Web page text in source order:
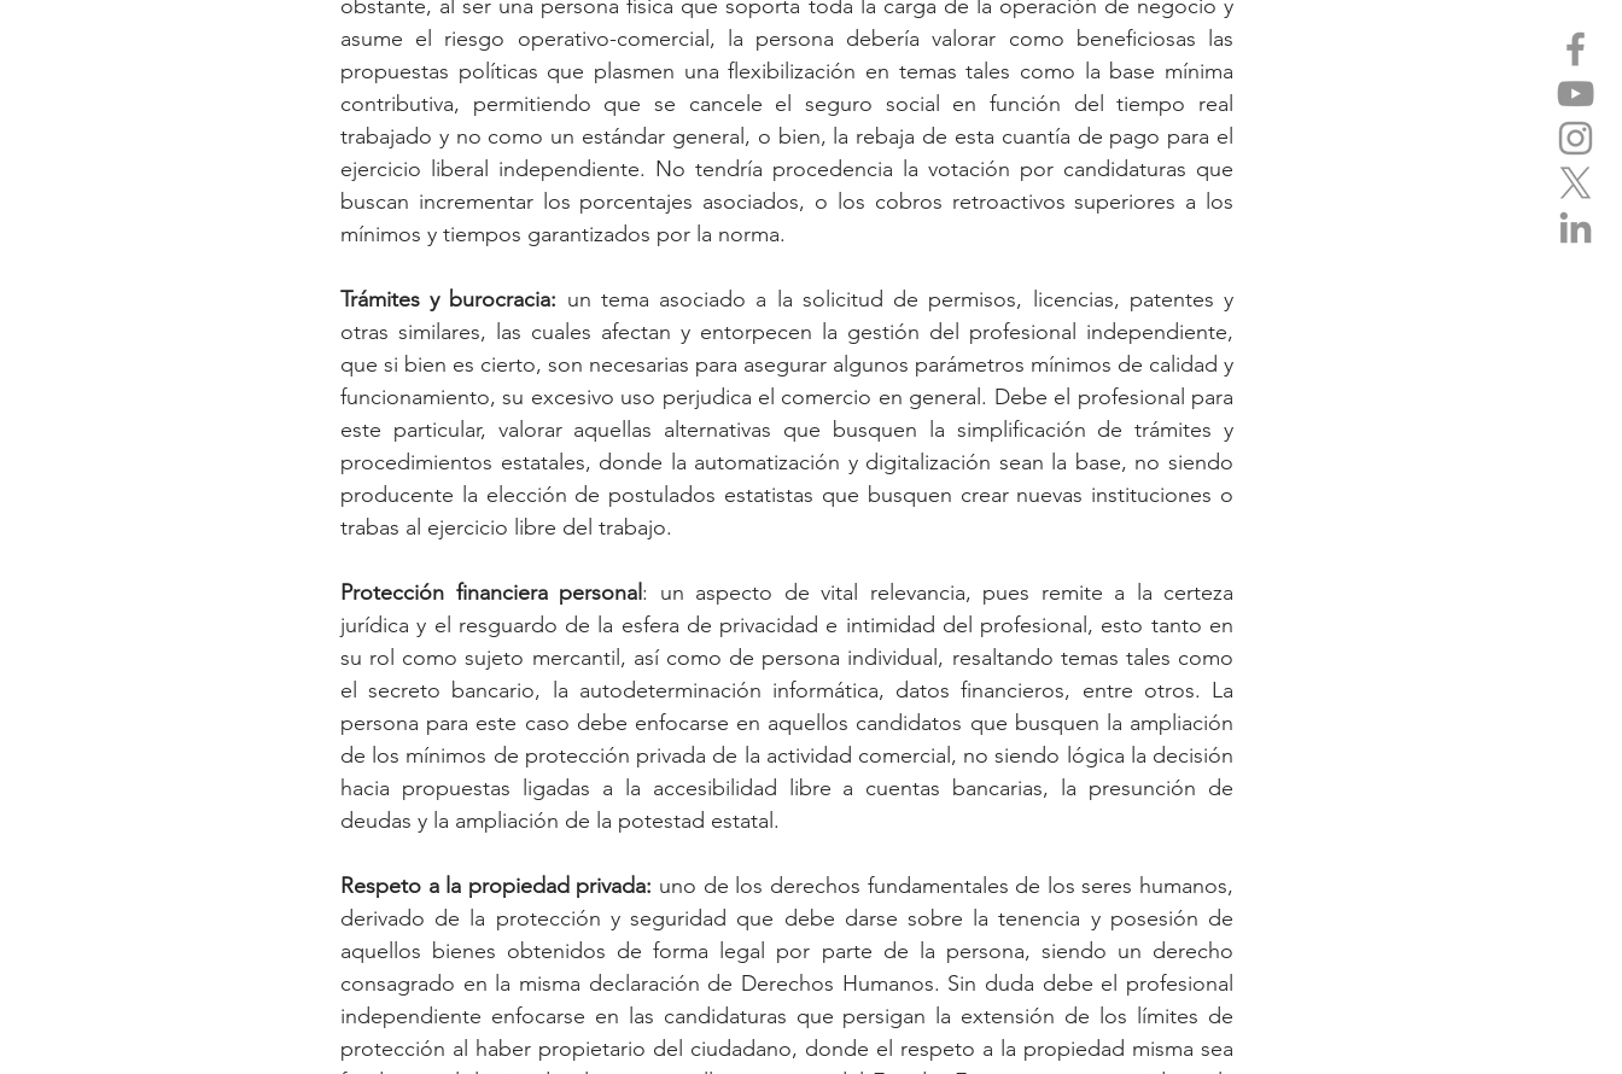
obstante, al ser una persona física que soporta toda la carga de la operación de negocio y
asume el riesgo operativo-comercial, la persona debería valorar como beneficiosas las
propuestas políticas que plasmen una flexibilización en temas tales como la base mínima
contributiva, permitiendo que se cancele el seguro social en función del tiempo real
trabajado y no como un estándar general, o bien, la rebaja de esta cuantía de pago para el
ejercicio liberal independiente. No tendría procedencia la votación por candidaturas que
buscan incrementar los porcentajes asociados, o los cobros retroactivos superiores a los
mínimos y tiempos garantizados por la norma.
Trámites y burocracia: un tema asociado a la solicitud de permisos, licencias, patentes y
otras similares, las cuales afectan y entorpecen la gestión del profesional independiente,
que si bien es cierto, son necesarias para asegurar algunos parámetros mínimos de calidad y
funcionamiento, su excesivo uso perjudica el comercio en general. Debe el profesional para
este particular, valorar aquellas alternativas que busquen la simplificación de trámites y
procedimientos estatales, donde la automatización y digitalización sean la base, no siendo
producente la elección de postulados estatistas que busquen crear nuevas instituciones o
trabas al ejercicio libre del trabajo.
Protección financiera personal: un aspecto de vital relevancia, pues remite a la certeza
jurídica y el resguardo de la esfera de privacidad e intimidad del profesional, esto tanto en
su rol como sujeto mercantil, así como de persona individual, resaltando temas tales como
el secreto bancario, la autodeterminación informática, datos financieros, entre otros. La
persona para este caso debe enfocarse en aquellos candidatos que busquen la ampliación
de los mínimos de protección privada de la actividad comercial, no siendo lógica la decisión
hacia propuestas ligadas a la accesibilidad libre a cuentas bancarias, la presunción de
deudas y la ampliación de la potestad estatal.
Respeto a la propiedad privada: uno de los derechos fundamentales de los seres humanos,
derivado de la protección y seguridad que debe darse sobre la tenencia y posesión de
aquellos bienes obtenidos de forma legal por parte de la persona, siendo un derecho
consagrado en la misma declaración de Derechos Humanos. Sin duda debe el profesional
independiente enfocarse en las candidaturas que persigan la extensión de los límites de
protección al haber propietario del ciudadano, donde el respeto a la propiedad misma sea